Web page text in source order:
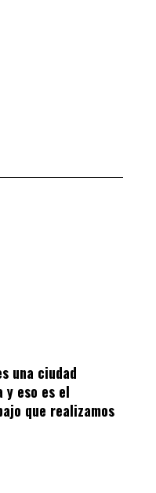
una ciudad
y eso es el
que realizamos